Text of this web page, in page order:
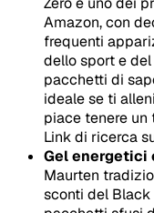
Amazon, con
frequenti
dello sport e
pacchetti di
ideale se ti
piace tenere un
Link di ricerca
Gel energetici
Maurten
sconti del Black